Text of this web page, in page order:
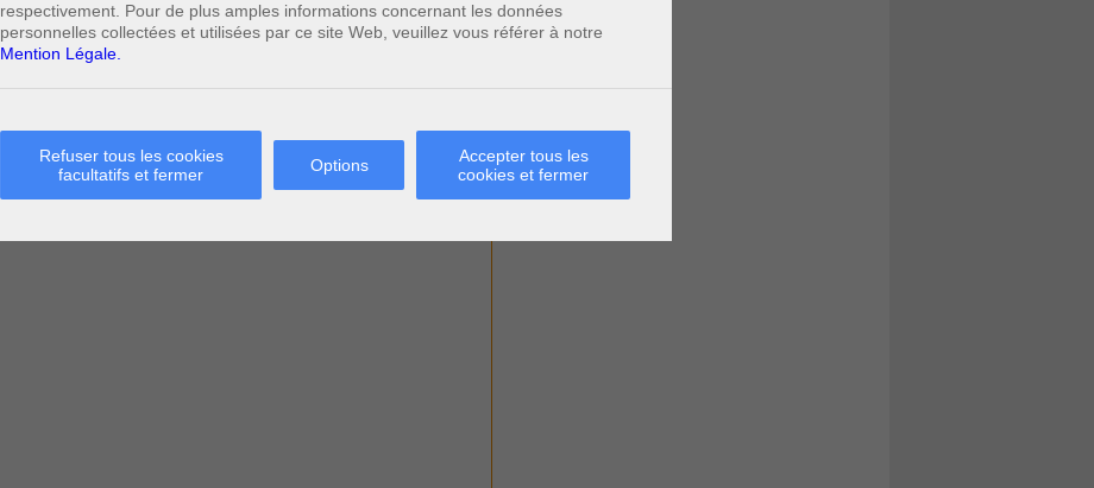
respectivement. Pour de plus amples informations concernant les données
personnelles collectées et utilisées par ce site Web, veuillez vous référer à notre
Mention Légale.
Refuser tous les cookies
facultatifs et fermer
Options
Accepter tous les
cookies et fermer